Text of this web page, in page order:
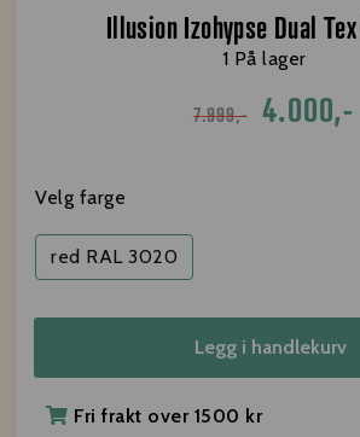
Illusion Izohypse Dual
1 På lager
7.999,- 4.000,-
Velg farge
red RAL 3020
Legg i handlekurv
Fri frakt over 1500 kr